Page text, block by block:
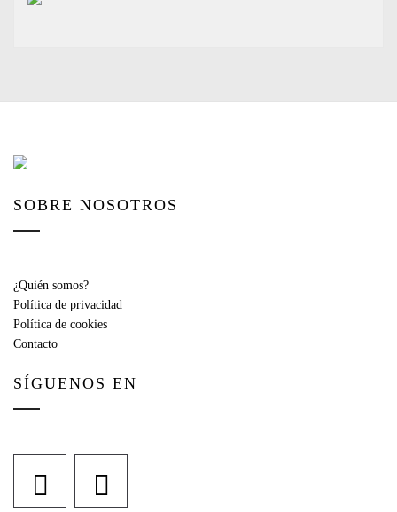
SOBRE NOSOTROS
¿Quién somos?
Política de privacidad
Política de cookies
Contacto
SÍGUENOS EN